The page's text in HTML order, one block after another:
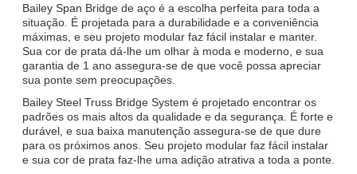
Bailey Span Bridge de aço é a escolha perfeita para toda a
situação. É projetada para a durabilidade e a conveniência
máximas, e seu projeto modular faz fácil instalar e manter.
Sua cor de prata dá-lhe um olhar à moda e moderno, e sua
garantia de 1 ano assegura-se de que você possa apreciar
sua ponte sem preocupações.
Bailey Steel Truss Bridge System é projetado encontrar os
padrões os mais altos da qualidade e da segurança. É forte e
durável, e sua baixa manutenção assegura-se de que dure
para os próximos anos. Seu projeto modular faz fácil instalar
e sua cor de prata faz-lhe uma adição atrativa a toda a ponte.